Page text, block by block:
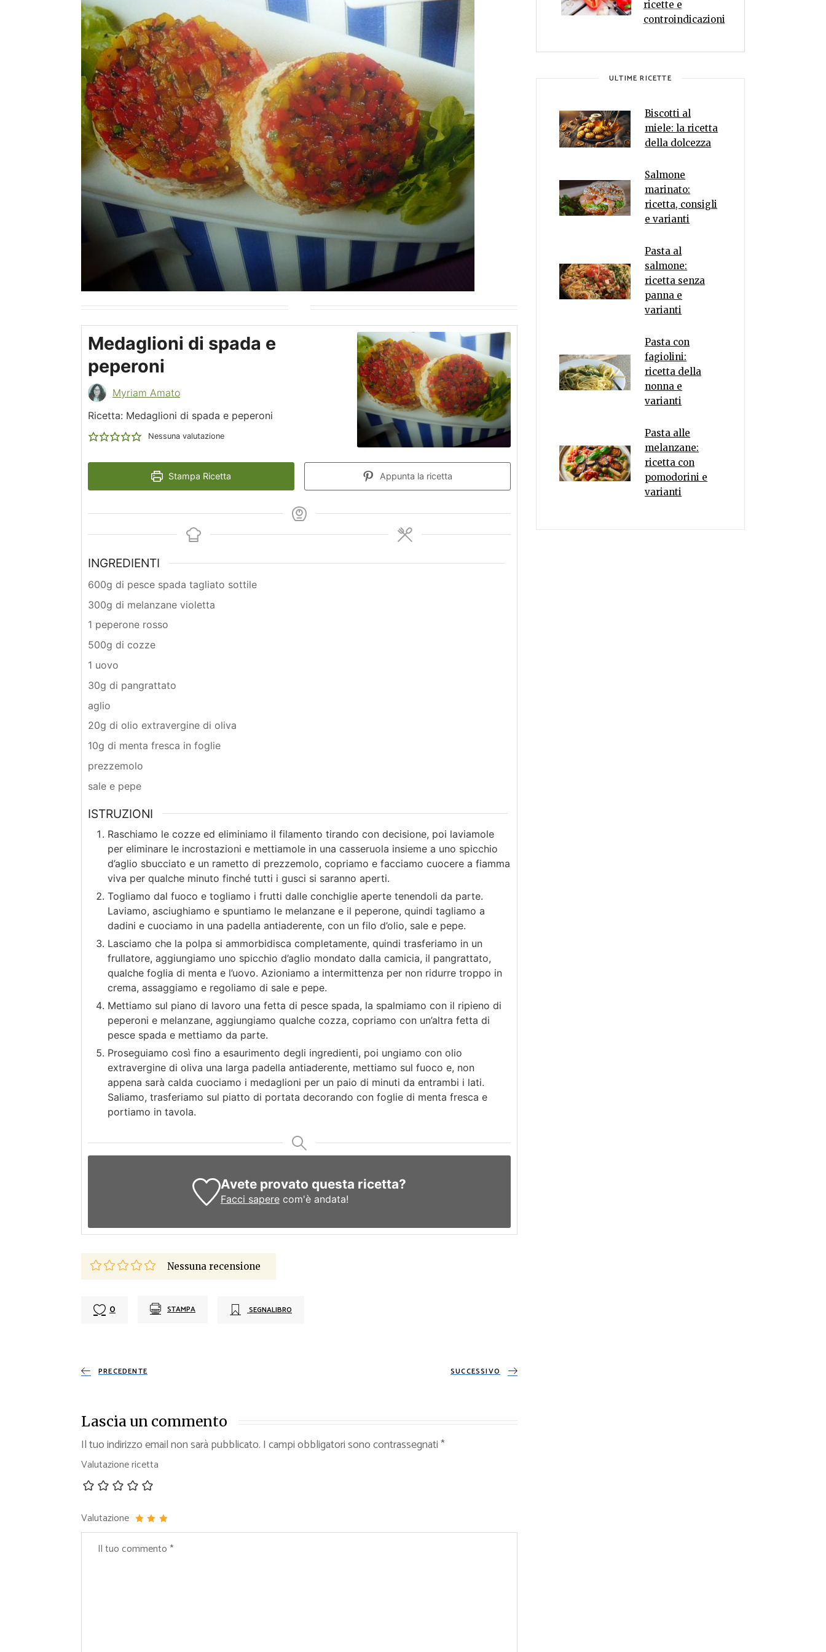
Ricette Piatti unici
Ricette Pesce
Video Ricette
Ricette per Ingrediente
Medaglioni di spada e
peperoni
Myriam Amato
Ricetta: Medaglioni di spada e peperoni
Nessuna valutazione
Stampa Ricetta Appunta la ricetta
INGREDIENTI
600g di pesce spada tagliato sottile
300g di melanzane violetta
1 peperone rosso
500g di cozze
1 uovo
30g di pangrattato
aglio
20g di olio extravergine di oliva
10g di menta fresca in foglie
prezzemolo
sale e pepe
ISTRUZIONI
Raschiamo le cozze ed eliminiamo il filamento tirando con decisione, poi laviamole
per eliminare le incrostazioni e mettiamole in una casseruola insieme a uno spicchio
d’aglio sbucciato e un rametto di prezzemolo, copriamo e facciamo cuocere a fiamma
viva per qualche minuto finché tutti i gusci si saranno aperti.
Togliamo dal fuoco e togliamo i frutti dalle conchiglie aperte tenendoli da parte.
Laviamo, asciughiamo e spuntiamo le melanzane e il peperone, quindi tagliamo a
dadini e cuociamo in una padella antiaderente, con un filo d’olio, sale e pepe.
Lasciamo che la polpa si ammorbidisca completamente, quindi trasferiamo in un
frullatore, aggiungiamo uno spicchio d’aglio mondato dalla camicia, il pangrattato,
qualche foglia di menta e l’uovo. Azioniamo a intermittenza per non ridurre troppo in
crema, assaggiamo e regoliamo di sale e pepe.
Mettiamo sul piano di lavoro una fetta di pesce spada, la spalmiamo con il ripieno di
peperoni e melanzane, aggiungiamo qualche cozza, copriamo con un’altra fetta di
pesce spada e mettiamo da parte.
Proseguiamo così fino a esaurimento degli ingredienti, poi ungiamo con olio
extravergine di oliva una larga padella antiaderente, mettiamo sul fuoco e, non
appena sarà calda cuociamo i medaglioni per un paio di minuti da entrambi i lati.
Saliamo, trasferiamo sul piatto di portata decorando con foglie di menta fresca e
portiamo in tavola.
Avete provato questa ricetta?
Facci saperecom'è andata!
Nessuna recensione
0 STAMPA SEGNALIBRO
PRECEDENTE SUCCESSIVO
Lascia un commento
Il tuo indirizzo email non sarà pubblicato. I campi obbligatori sono contrassegnati*
Valutazione ricetta
Valutazione
ricette e
controindicazioni
ULTIME RICETTE
Biscotti al
miele: la ricetta
della dolcezza
Salmone
marinato:
ricetta, consigli
e varianti
Pasta al
salmone:
ricetta senza
panna e
varianti
Pasta con
fagiolini:
ricetta della
nonna e
varianti
Pasta alle
melanzane:
ricetta con
pomodorini e
varianti